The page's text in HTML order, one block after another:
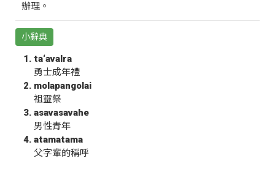
辦理。
小辭典
ta‘avalra
勇士成年禮
molapangolai
祖靈祭
asavasavahe
男性青年
atamatama
父字輩的稱呼